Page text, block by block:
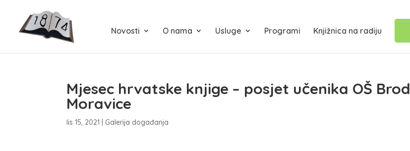
Novosti O nama Usluge Programi Knjižnica na radiju
Mjesec hrvatske knjige – posjet učenika OŠ Brod
Moravice
lis 15, 2021 Galerija događanja